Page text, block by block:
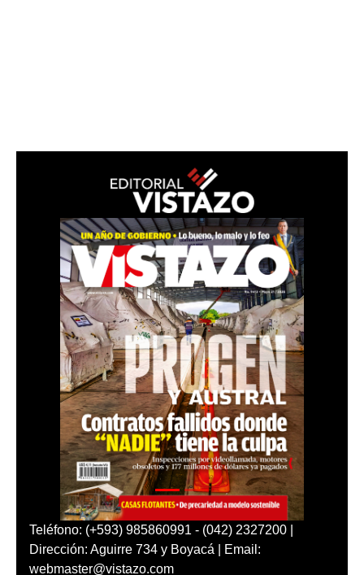
Teléfono: (+593) 985860991 - (042) 2327200 |
Dirección: Aguirre 734 y Boyacá | Email:
webmaster@vistazo.com